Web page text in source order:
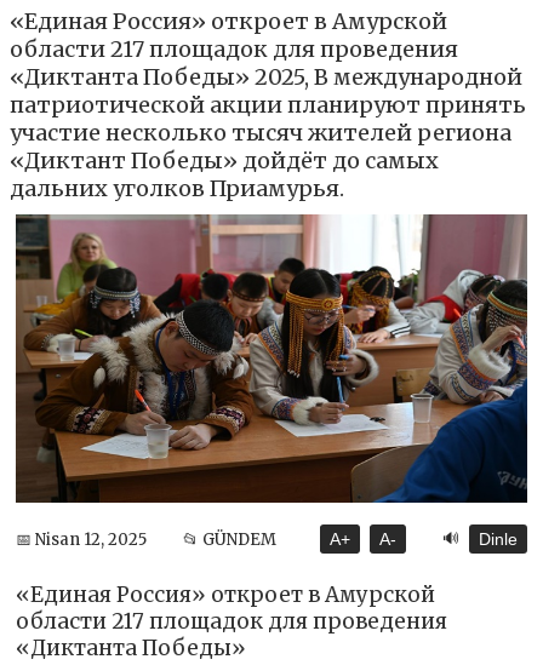
«Единая Россия» откроет в Амурской
области 217 площадок для проведения
«Диктанта Победы» 2025, В международной
патриотической акции планируют принять
участие несколько тысяч жителей региона
«Диктант Победы» дойдёт до самых
дальних уголков Приамурья.
📅 Nisan 12, 2025 📂 GÜNDEM A+ A- 🔊 Dinle
«Единая Россия» откроет в Амурской
области 217 площадок для проведения
«Диктанта Победы»